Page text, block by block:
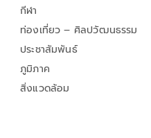
กีฬา
ท่องเที่ยว – ศิลปวัฒนธรรม
ประชาสัมพันธ์
ภูมิภาค
สิ่งแวดล้อม